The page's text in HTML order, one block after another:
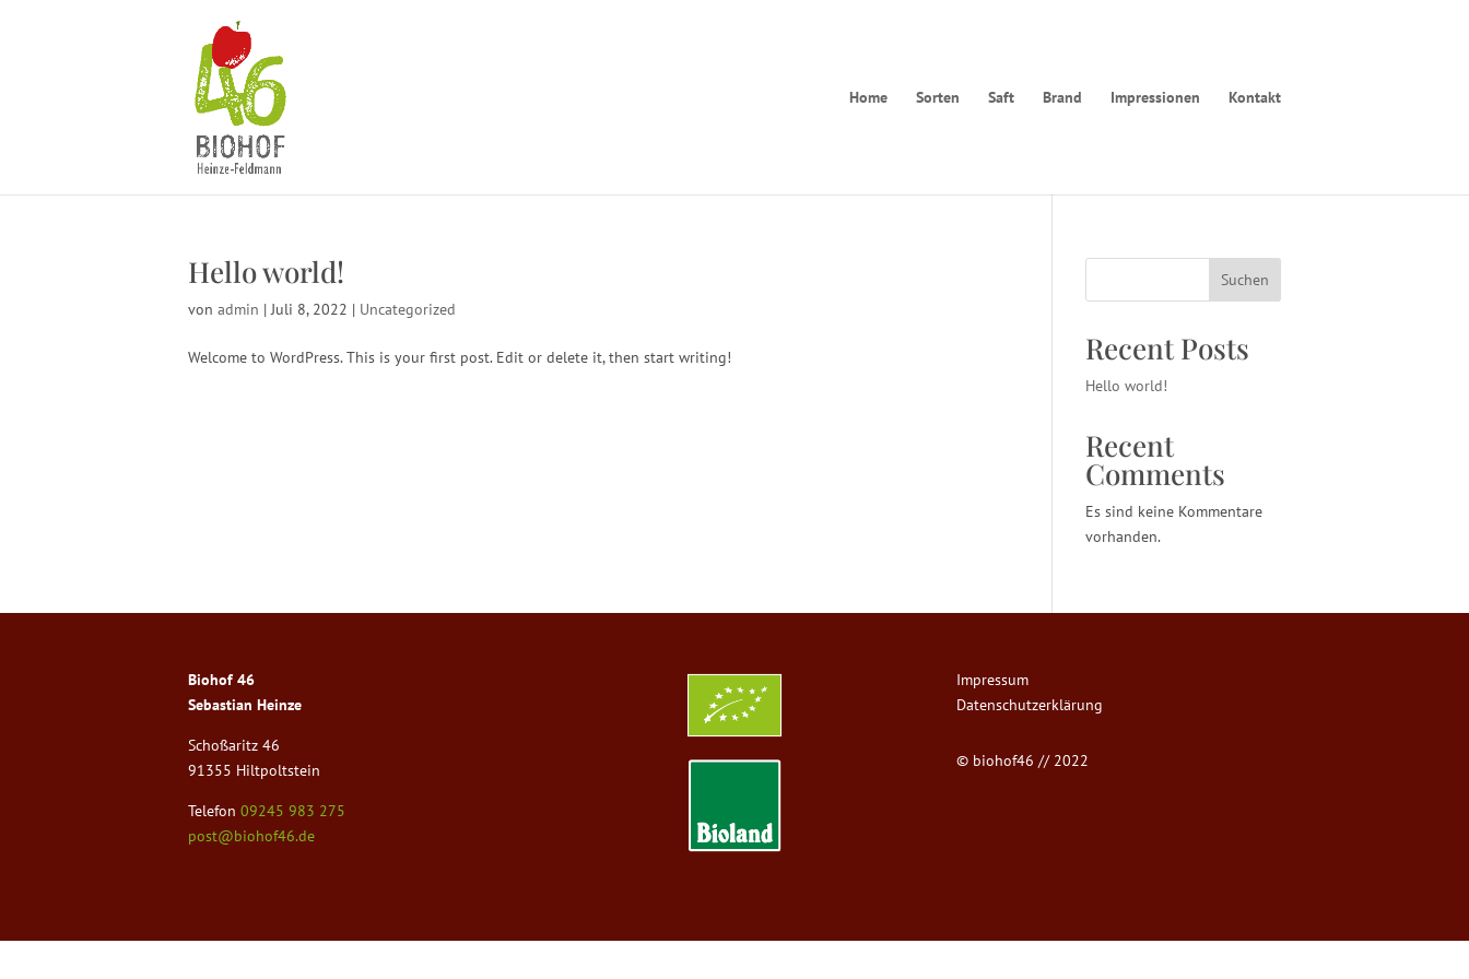
Home Sorten Saft Brand Impressionen Kontakt
Hello world!
von admin |Juli 8, 2022 | Uncategorized
Welcome to WordPress. This is your first post. Edit or delete it, then start writing!
Suchen
Recent Posts
Hello world!
Recent
Comments
Es sind keine Kommentare
vorhanden.
Biohof 46
Sebastian Heinze
Schoßaritz 46
91355 Hiltpoltstein
Telefon 09245 983 275
post@biohof46.de
Impressum
Datenschutzerklärung
© biohof46 // 2022